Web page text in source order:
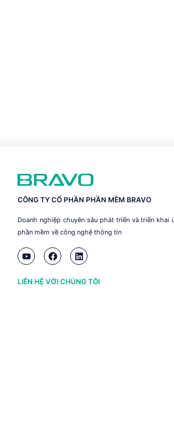
CÔNG TY CỔ PHẦN PHẦN MỀM BRAVO
Doanh nghiệp chuyên sâu phát triển và triển khai
phần mềm về công nghệ thông tin
LIÊN HỆ VỚI CHÚNG TÔI